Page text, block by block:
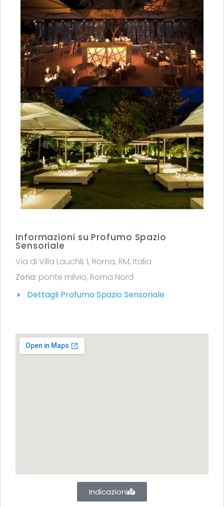
Informazioni su Profumo Spazio
Sensoriale
Via di Villa Lauchli, 1, Roma, RM, Italia
Zona: ponte milvio, Roma Nord
Dettagli Profumo Spazio Sensoriale
Indicazioni